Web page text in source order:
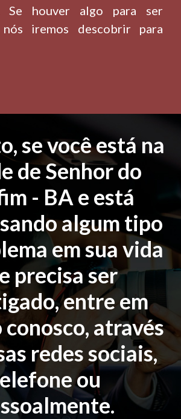
Se houver algo para ser
nós iremos descobrir para
se você está na
de Senhor do
- BA e está
algum tipo
em sua vida
precisa ser
entre em
através
redes sociais,
ou